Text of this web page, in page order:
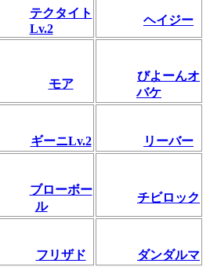
テクタイト
Lv.2
ヘイジー
モア
びよーんオ
バケ
ギーニLv.2 リーバー
ブローボー
ル
チビロック
フリザド ダンダルマ